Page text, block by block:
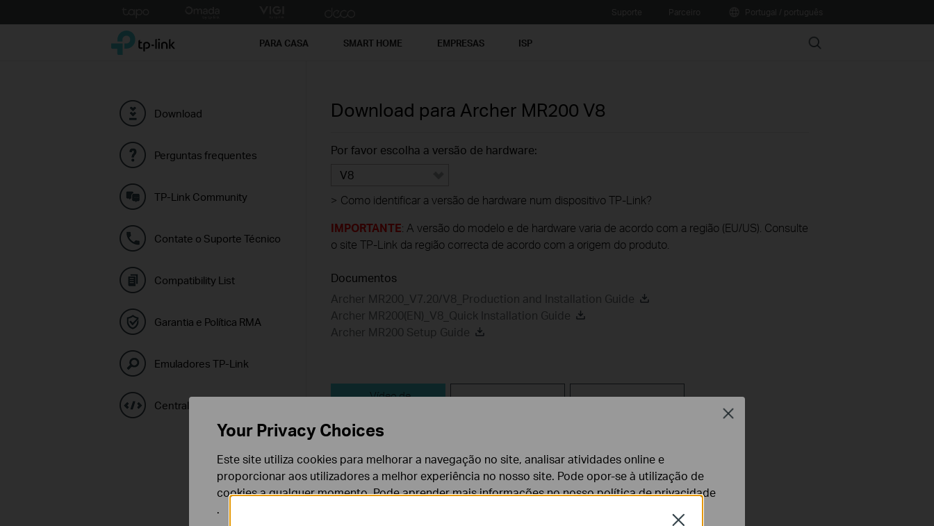
to
TP-Link, Reliably Smart PARA CASA SMART HOME EMPRESAS ISP Search
Download
Perguntas frequentes
TP-Link Community
Contate o Suporte Técnico
Compatibility List
Garantia e Política RMA
Emuladores TP-Link
Central de Códigos GPL
Download para Archer MR200 V8
Por favor escolha a versão de hardware:
V8
> Como identificar a versão de hardware num dispositivo TP-Link?
IMPORTANTE: A versão do modelo e de hardware varia de acordo com a região (EU/US). Consulte
o site TP-Link da região correcta de acordo com a origem do produto.
Documentos
Archer MR200_V7.20/V8_Production and Installation Guide
Archer MR200(EN)_V8_Quick Installation Guide
Archer MR200 Setup Guide
Vídeo de
Vídeo de Configuração
Close
Your Privacy Choices
Este site utiliza cookies para melhorar a navegação no site, analisar atividades online e
proporcionar aos utilizadores a melhor experiência no nosso site. Pode opor-se à utilização de
cookies a qualquer momento. Pode aprender mais informações no nossopolítica de privacidade
.
Close